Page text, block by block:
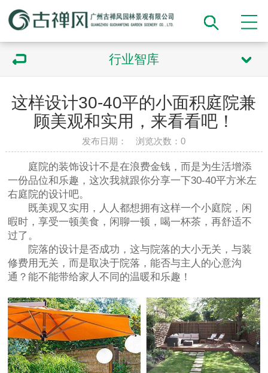
行业智库
这样设计30-40平的小面积庭院兼
顾美观和实用，来看看吧！
发布日期： 浏览次数：0
庭院的装饰设计不是在浪费金钱，而是为生活增添
一份品位和乐趣，这次我就跟你分享一下30-40平方米左
右庭院的设计吧。
既美观又实用，人人都想拥有这样一个小庭院，闲
暇时，享受一顿美食，闲聊一顿，喝一杯茶，再舒适不
过了。
院落的设计是否成功，这与院落的大小无关，与装
修费用无关，而是取决于院落，能否与主人的心意沟
通？能不能带给家人不同的温暖和乐趣！